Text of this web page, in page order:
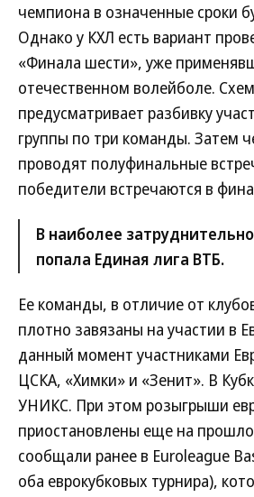
чемпиона в означенные сроки
Однако у КХЛ есть вариант
«Финала шести», уже
отечественном волейболе.
предусматривает разбивку
группы по три команды. Затем
проводят полуфинальные
победители встречаются в
В наиболее
попала Единая лига ВТБ.
Ее команды, в отличие от
плотно завязаны на участии в
данный момент участниками
ЦСКА, «Химки» и «Зенит». В
УНИКС. При этом розыгрыши
приостановлены еще на
сообщали ранее в Euroleague
оба еврокубковых турнира),